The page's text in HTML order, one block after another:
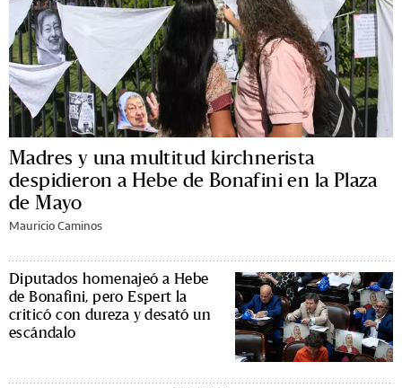
Madres y una multitud kirchnerista
despidieron a Hebe de Bonafini en la Plaza
de Mayo
Mauricio Caminos
Diputados homenajeó a Hebe
de Bonafini, pero Espert la
criticó con dureza y desató un
escándalo